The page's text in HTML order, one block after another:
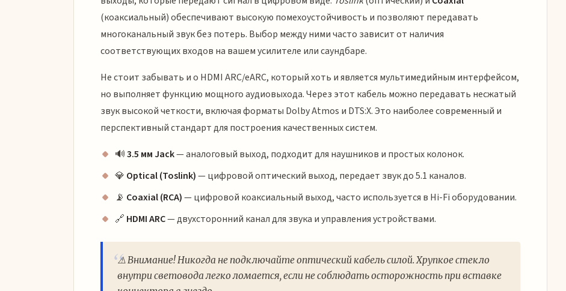
(коаксиальный) обеспечивают высокую помехоустойчивость и позволяют передавать
многоканальный звук без потерь. Выбор между ними часто зависит от наличия
соответствующих входов на вашем усилителе или саундбаре.
Не стоит забывать и о HDMI ARC/eARC, который хоть и является мультимедийным интерфейсом,
но выполняет функцию мощного аудиовыхода. Через этот кабель можно передавать несжатый
звук высокой четкости, включая форматы Dolby Atmos и DTS:X. Это наиболее современный и
перспективный стандарт для построения качественных систем.
🔊3.5 мм Jack— аналоговый выход, подходит для наушников и простых колонок.
💎 Optical (Toslink)— цифровой оптический выход, передает звук до 5.1 каналов.
📡 Coaxial (RCA)— цифровой коаксиальный выход, часто используется в Hi-Fi оборудовании.
🔗 HDMI ARC— двухсторонний канал для звука и управления устройствами.
⚠️ Внимание! Никогда не подключайте оптический кабель силой. Хрупкое стекло
внутри световода легко ломается, если не соблюдать осторожность при вставке